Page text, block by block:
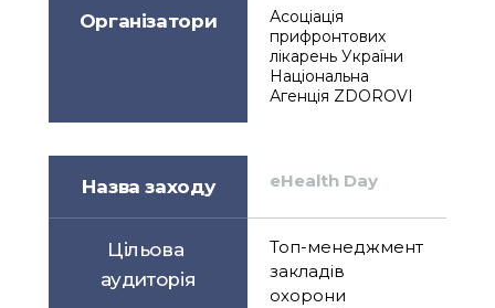
Організатори
Асоціація
прифронтових
лікарень України
Національна
Агенція ZDOROVI
Назва заходу eHealth Day
Цільова
аудиторія
Топ-менеджмент
закладів
охорони